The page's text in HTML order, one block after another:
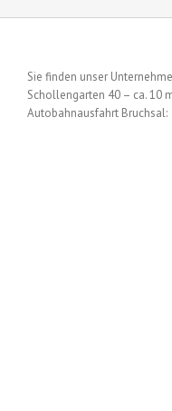
Sie finden unser
Schollengarten 40 – ca. 10
Autobahnausfahrt Bruchsal: